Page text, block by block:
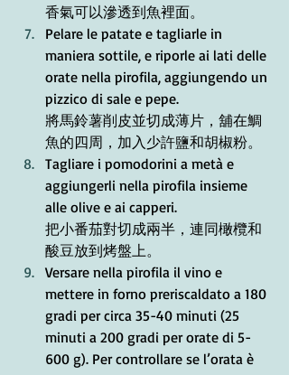
香氣可以滲透到魚裡面。
Pelare le patate e tagliarle in
maniera sottile, e riporle ai lati delle
orate nella pirofila, aggiungendo un
pizzico di sale e pepe.
將馬鈴薯削皮並切成薄片，舖在鯛
魚的四周，加入少許鹽和胡椒粉。
Tagliare i pomodorini a metà e
aggiungerli nella pirofila insieme
alle olive e ai capperi.
把小番茄對切成兩半，連同橄欖和
酸豆放到烤盤上。
Versare nella pirofila il vino e
mettere in forno preriscaldato a 180
gradi per circa 35-40 minuti (25
minuti a 200 gradi per orate di 5-
600 g). Per controllare se l’orata è